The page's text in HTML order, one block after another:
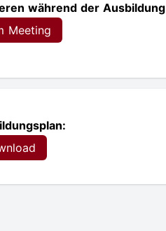
während der Ausbildung
Meeting